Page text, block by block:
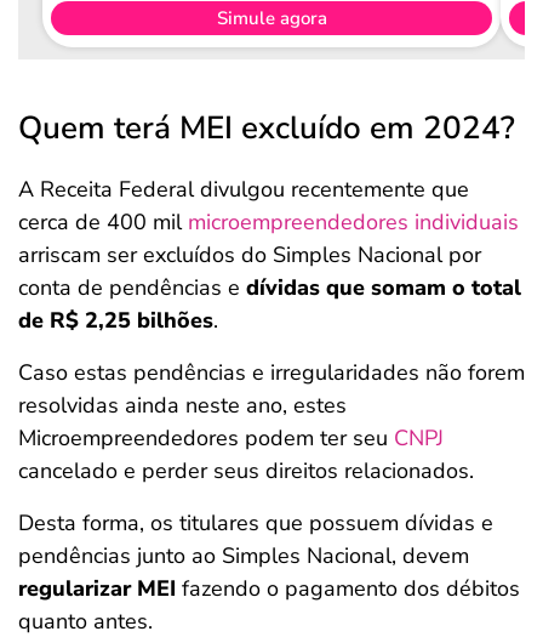
Simule agora
Quem terá MEI excluído em 2024?
A Receita Federal divulgou recentemente que
cerca de 400 mil microempreendedores individuais
arriscam ser excluídos do Simples Nacional por
conta de pendências e dívidas que somam o total
de R$ 2,25 bilhões.
Caso estas pendências e irregularidades não forem
resolvidas ainda neste ano, estes
Microempreendedores podem ter seu CNPJ
cancelado e perder seus direitos relacionados.
Desta forma, os titulares que possuem dívidas e
pendências junto ao Simples Nacional, devem
regularizar MEI fazendo o pagamento dos débitos
quanto antes.